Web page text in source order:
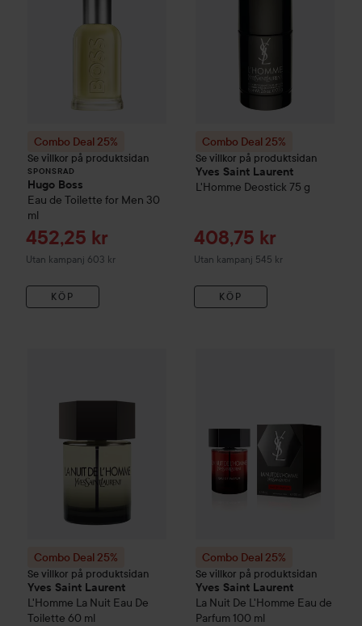
Combo Deal 25%
Se villkor på produktsidan
SPONSRAD
Hugo Boss
Eau de Toilette for Men 30
ml
Reapris
452,25 kr
Utan kampanj 603 kr
KÖP
Combo Deal 25%
Se villkor på produktsidan
Yves Saint Laurent
L'Homme Deostick 75 g
Reapris
408,75 kr
Utan kampanj 545 kr
KÖP
Combo Deal 25%
Se villkor på produktsidan
Yves Saint Laurent
L'Homme La Nuit Eau De
Toilette 60 ml
Combo Deal 25%
Se villkor på produktsidan
Yves Saint Laurent
La Nuit De L'Homme Eau de
Parfum 100 ml